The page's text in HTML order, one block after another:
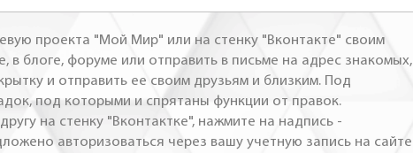
проекта "Мой Мир" или на стенку "Вконтакте" своим
в блоге, форуме или отправить в письме на адрес знакомых,
и отправить ее своим друзьям и близким. Под
под которыми и спрятаны функции от правок.
на стенку "Вконтактке", нажмите на надпись -
авторизоваться через вашу учетную запись на сайте